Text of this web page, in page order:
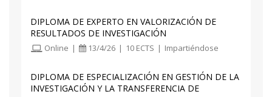
DIPLOMA DE EXPERTO EN VALORIZACIÓN DE
RESULTADOS DE INVESTIGACIÓN
Online | 13/4/26 | 10 ECTS | Impartiéndose
DIPLOMA DE ESPECIALIZACIÓN EN GESTIÓN DE LA
INVESTIGACIÓN Y LA TRANSFERENCIA DE